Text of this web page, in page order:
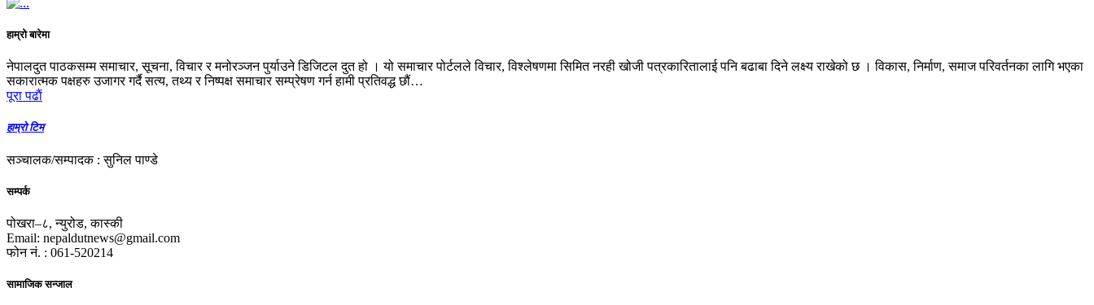
हाम्रो बारेमा
नेपालदुत पाठकसम्म समाचार, सूचना, विचार र मनोरञ्जन पुर्याउने डिजिटल दुत हो । यो समाचार पोर्टलले विचार, विश्लेषणमा सिमित नरही खोजी पत्रकारितालाई पनि बढाबा दिने लक्ष्य राखेको छ । विकास, निर्माण, समाज परिवर्तनका लागि भएका
सकारात्मक पक्षहरु उजागर गर्दै सत्य, तथ्य र निष्पक्ष समाचार सम्प्रेषण गर्न हामी प्रतिवद्ध छौं…
पूरा पढाैं
हाम्रो टिम
सञ्चालक/सम्पादक : सुनिल पाण्डे
सम्पर्क
पोखरा–८, न्युरोड, कास्की
Email: nepaldutnews@gmail.com
फोन नं. : 061-520214
सामाजिक सन्जाल